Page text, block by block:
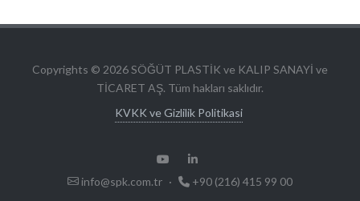
Copyrights © 2026 SÖĞÜT PLASTİK ve KALIP SANAYİ ve
TİCARET AŞ. Tüm hakları saklıdır.
KVKK ve Gizlilik Politikasi
info@spk.com.tr · +90 (216) 415 99 00